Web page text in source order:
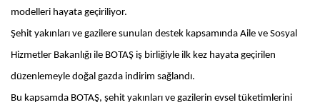
modelleri hayata geçiriliyor.
Şehit yakınları ve gazilere sunulan destek kapsamında Aile ve Sosyal
Hizmetler Bakanlığı ile BOTAŞ iş birliğiyle ilk kez hayata geçirilen
düzenlemeyle doğal gazda indirim sağlandı.
Bu kapsamda BOTAŞ, şehit yakınları ve gazilerin evsel tüketimlerini